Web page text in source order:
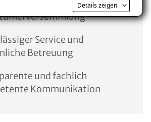
Details zeigen
Service und
Betreuung
und fachlich
Kommunikation